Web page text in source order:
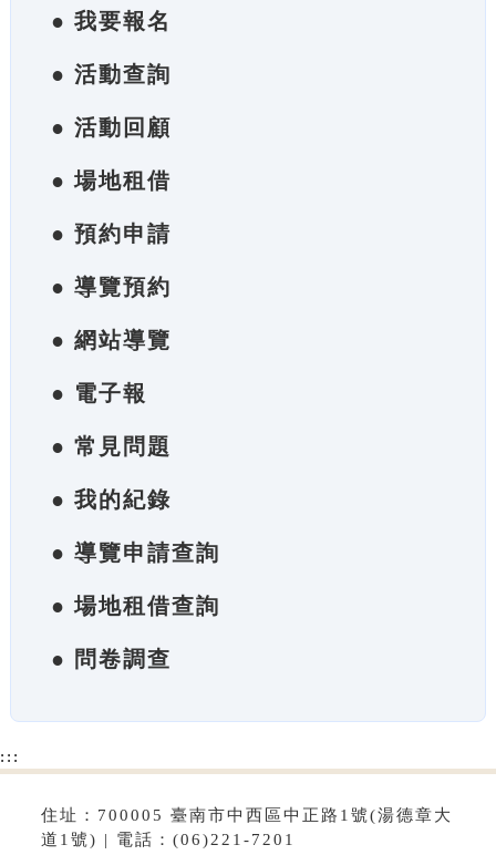
● 我要報名
● 活動查詢
● 活動回顧
● 場地租借
● 預約申請
● 導覽預約
● 網站導覽
● 電子報
● 常見問題
● 我的紀錄
● 導覽申請查詢
● 場地租借查詢
● 問卷調查
:::
住址：700005 臺南市中西區中正路1號(湯德章大
道1號) | 電話：(06)221-7201